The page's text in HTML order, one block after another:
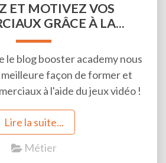
ET MOTIVEZ VOS
GRÂCE À LA...
le blog booster academy nous
façon de former et
à l'aide du jeux vidéo !
Lire la suite...
Métier